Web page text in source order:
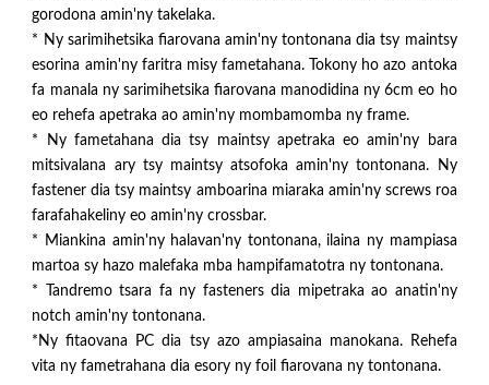
gorodona amin'ny takelaka.
* Ny sarimihetsika fiarovana amin'ny tontonana dia tsy maintsy
esorina amin'ny faritra misy fametahana. Tokony ho azo antoka
fa manala ny sarimihetsika fiarovana manodidina ny 6cm eo ho
eo rehefa apetraka ao amin'ny mombamomba ny frame.
* Ny fametahana dia tsy maintsy apetraka eo amin'ny bara
mitsivalana ary tsy maintsy atsofoka amin'ny tontonana. Ny
fastener dia tsy maintsy amboarina miaraka amin'ny screws roa
farafahakeliny eo amin'ny crossbar.
* Miankina amin'ny halavan'ny tontonana, ilaina ny mampiasa
martoa sy hazo malefaka mba hampifamatotra ny tontonana.
* Tandremo tsara fa ny fasteners dia mipetraka ao anatin'ny
notch amin'ny tontonana.
*Ny fitaovana PC dia tsy azo ampiasaina manokana. Rehefa
vita ny fametrahana dia esory ny foil fiarovana ny tontonana.